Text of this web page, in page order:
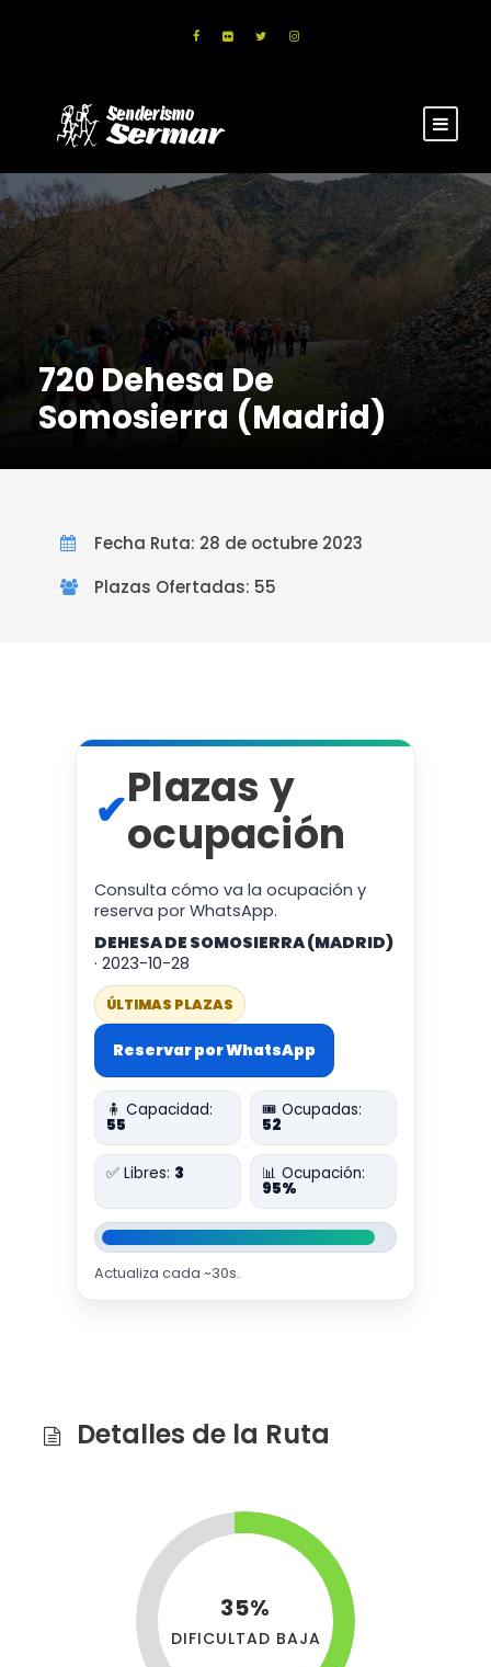
720 Dehesa De
Somosierra (Madrid)
Fecha Ruta: 28 de octubre 2023
Plazas Ofertadas: 55
✔Plazas y
ocupación
Consulta cómo va la ocupación y
reserva por WhatsApp.
DEHESA DE SOMOSIERRA (MADRID)
· 2023-10-28
ÚLTIMAS PLAZAS
Reservar por WhatsApp
🧍 Capacidad:
55
🎟️ Ocupadas:
52
✅ Libres: 3 📊 Ocupación:
95%
Actualiza cada ~30s.
Detalles de la Ruta
35%
DIFICULTAD BAJA